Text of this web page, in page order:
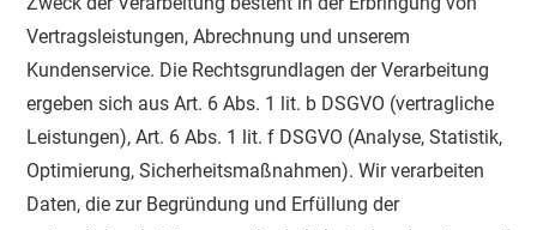
Vertragsleistungen, Abrechnung und unserem
Kundenservice. Die Rechtsgrundlagen der Verarbeitung
ergeben sich aus Art. 6 Abs. 1 lit. b DSGVO (vertragliche
Leistungen), Art. 6 Abs. 1 lit. f DSGVO (Analyse, Statistik,
Optimierung, Sicherheitsmaßnahmen). Wir verarbeiten
Daten, die zur Begründung und Erfüllung der